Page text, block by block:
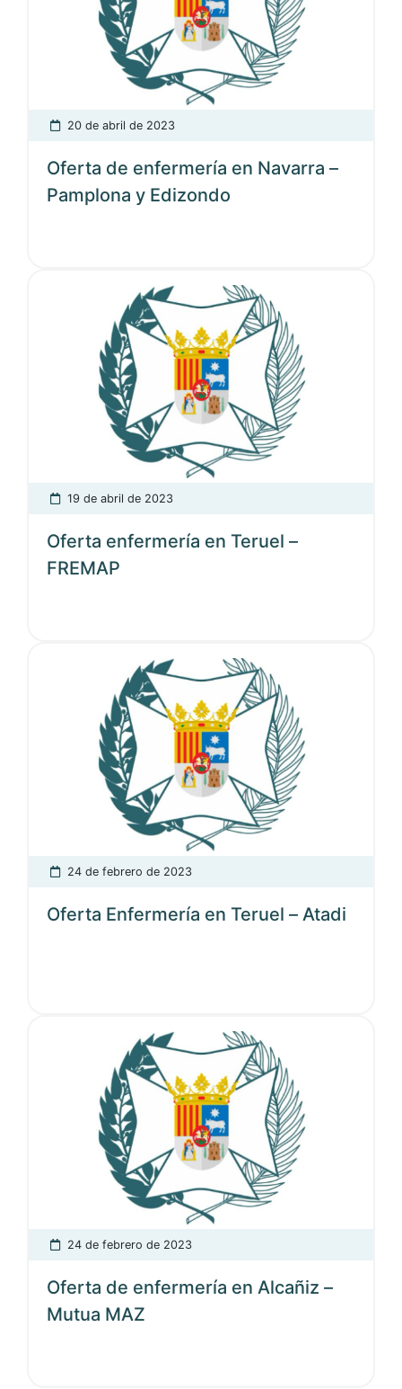
20 de abril de 2023
Oferta de enfermería en Navarra –
Pamplona y Edizondo
19 de abril de 2023
Oferta enfermería en Teruel –
FREMAP
24 de febrero de 2023
Oferta Enfermería en Teruel – Atadi
24 de febrero de 2023
Oferta de enfermería en Alcañiz –
Mutua MAZ